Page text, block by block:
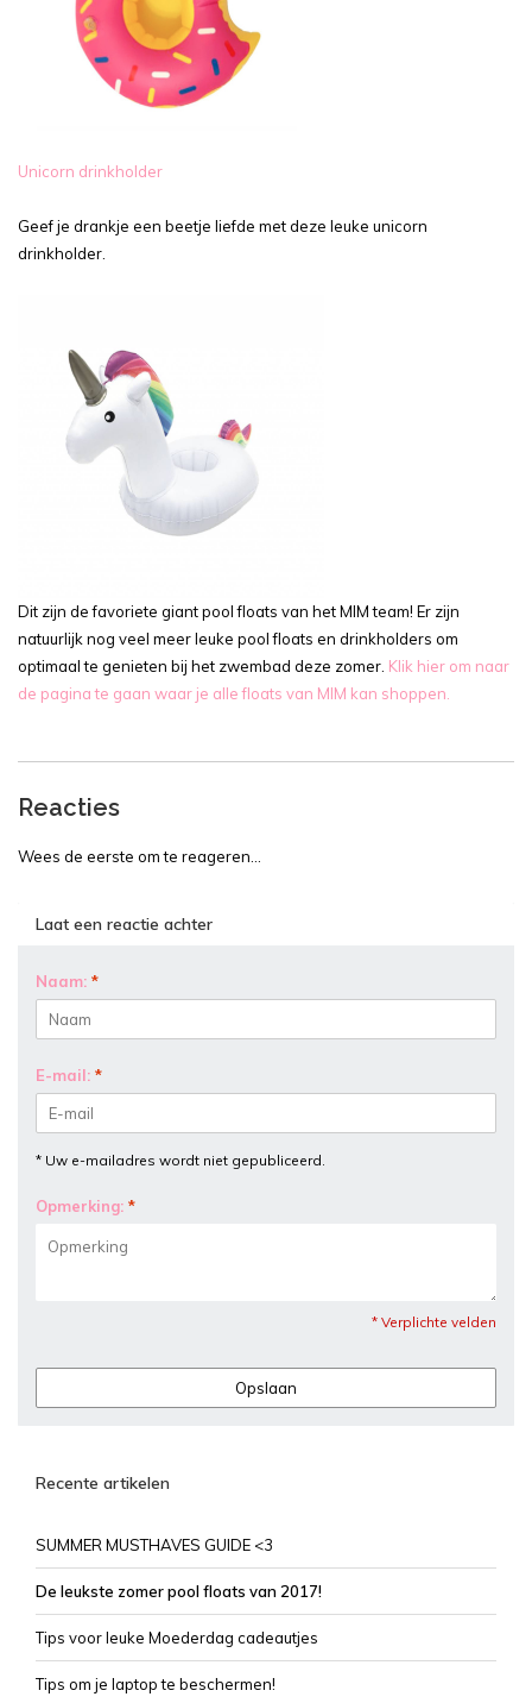
Unicorn drinkholder
Geef je drankje een beetje liefde met deze leuke unicorn
drinkholder.
Dit zijn de favoriete giant pool floats van het MIM team! Er zijn
natuurlijk nog veel meer leuke pool floats en drinkholders om
optimaal te genieten bij het zwembad deze zomer. Klik hier om naar
de pagina te gaan waar je alle floats van MIM kan shoppen.
Reacties
Wees de eerste om te reageren...
Laat een reactie achter
Naam: *
E-mail: *
* Uw e-mailadres wordt niet gepubliceerd.
Opmerking: *
* Verplichte velden
Opslaan
Recente artikelen
SUMMER MUSTHAVES GUIDE <3
De leukste zomer pool floats van 2017!
Tips voor leuke Moederdag cadeautjes
Tips om je laptop te beschermen!